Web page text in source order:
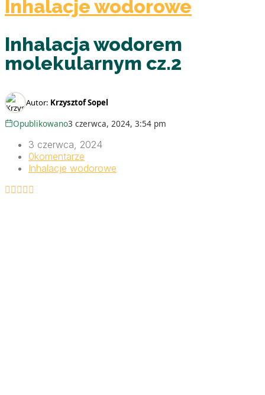
Inhalacje wodorowe
Inhalacja wodorem
molekularnym cz.2
Autor: Krzysztof Sopel
Opublikowano3 czerwca, 2024, 3:54 pm
3 czerwca, 2024
0komentarze
Inhalacje wodorowe